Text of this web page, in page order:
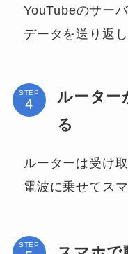
YouTubeのサー
データを送り返し
STEP
ルーター
る
ルーターは受け
電波に乗せてス
STEP